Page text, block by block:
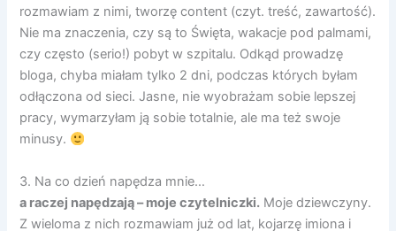
rozmawiam z nimi, tworzę content (czyt. treść, zawartość).
Nie ma znaczenia, czy są to Święta, wakacje pod palmami,
czy często (serio!) pobyt w szpitalu. Odkąd prowadzę
bloga, chyba miałam tylko 2 dni, podczas których byłam
odłączona od sieci. Jasne, nie wyobrażam sobie lepszej
pracy, wymarzyłam ją sobie totalnie, ale ma też swoje
minusy.
3. Na co dzień napędza mnie…
a raczej napędzają – moje czytelniczki. Moje dziewczyny.
Z wieloma z nich rozmawiam już od lat, kojarzę imiona i